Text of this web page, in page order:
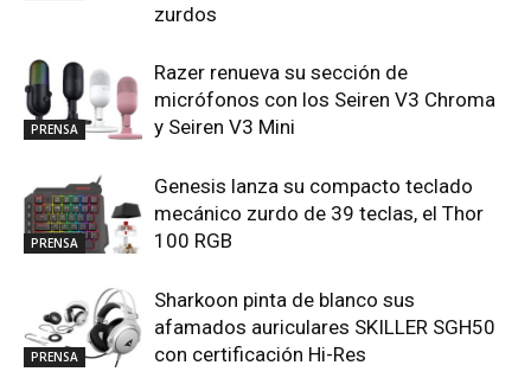
zurdos
PRENSA
Razer renueva su sección de
micrófonos con los Seiren V3 Chroma
y Seiren V3 Mini
PRENSA
Genesis lanza su compacto teclado
mecánico zurdo de 39 teclas, el Thor
100 RGB
PRENSA
Sharkoon pinta de blanco sus
afamados auriculares SKILLER SGH50
con certificación Hi-Res